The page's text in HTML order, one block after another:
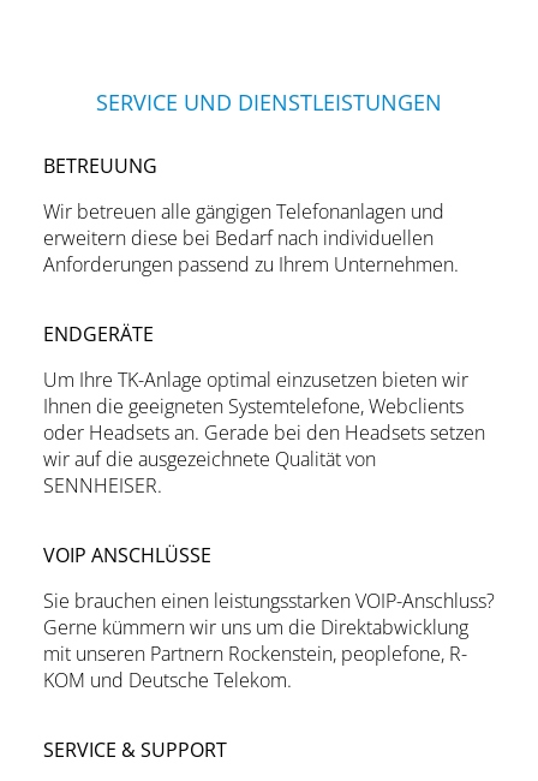
SERVICE UND DIENSTLEISTUNGEN
BETREUUNG
Wir betreuen alle gängigen Telefonanlagen und
erweitern diese bei Bedarf nach individuellen
Anforderungen passend zu Ihrem Unternehmen.
ENDGERÄTE
Um Ihre TK-Anlage optimal einzusetzen bieten wir
Ihnen die geeigneten Systemtelefone, Webclients
oder Headsets an. Gerade bei den Headsets setzen
wir auf die ausgezeichnete Qualität von
SENNHEISER.
VOIP ANSCHLÜSSE
Sie brauchen einen leistungsstarken VOIP-Anschluss?
Gerne kümmern wir uns um die Direktabwicklung
mit unseren Partnern Rockenstein, peoplefone, R-
KOM und Deutsche Telekom.
SERVICE & SUPPORT